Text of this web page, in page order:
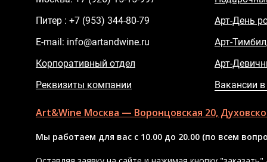
Питер : +7 (953) 344-80-79
E-mail: info@artandwine.ru
Корпоративный отдел
Реквизиты компании
Арт-День
Арт-
Арт-
Вакансии
Art&Wine Москва — Воронцовская 20,
Мы работаем для вас с 10.00 до 20.00 (по всем